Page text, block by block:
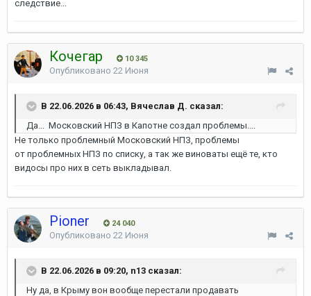
следствие...
Кочегар 10 345
Опубликовано 22 Июня
В 22.06.2026 в 06:43, Вячеслав Д. сказал:
Да... Московский НПЗ в Капотне создал проблемы....
Не только проблемный Московский НПЗ, проблемы
от проблемных НПЗ по списку, а так же виноваты ещё те, кто
видосы про них в сеть выкладывал.
Pioner 24 040
Опубликовано 22 Июня
В 22.06.2026 в 09:20, n13 сказал:
Ну да, в Крыму вон вообще перестали продавать